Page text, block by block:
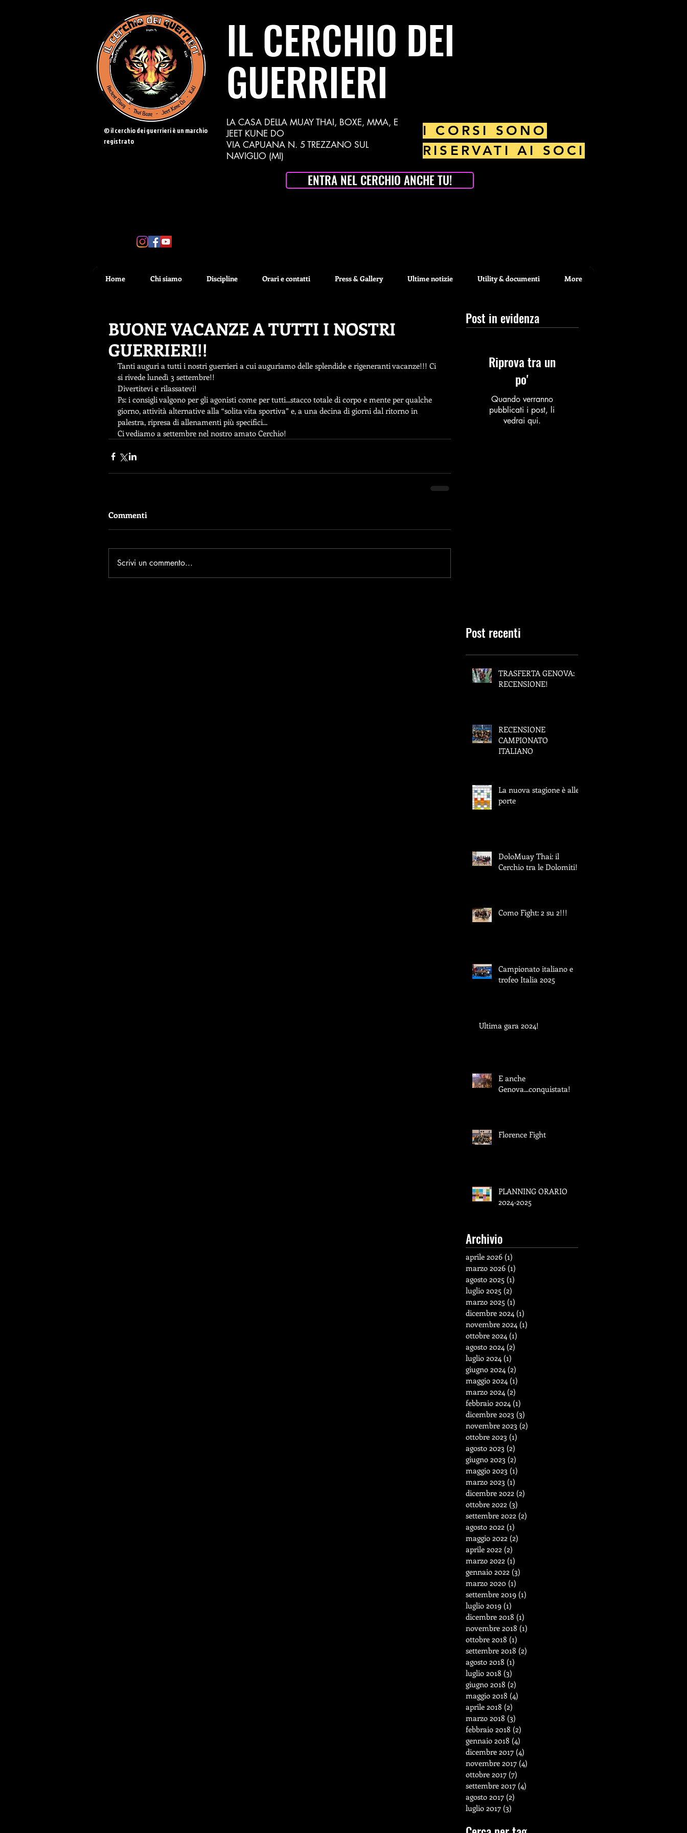
© il cerchio dei guerrieri è un marchio
registrato
IL CERCHIO DEI
GUERRIERI
LA CASA DELLA MUAY THAI, BOXE, MMA, E
JEET KUNE DO
VIA CAPUANA N. 5 TREZZANO SUL
NAVIGLIO (MI)
I CORSI SONO
RISERVATI AI SOCI
ENTRA NEL CERCHIO ANCHE TU!
Home Chi siamo Discipline Orari e contatti Press & Gallery Ultime notizie Utility & documenti More
BUONE VACANZE A TUTTI I NOSTRI
GUERRIERI!!
Tanti auguri a tutti i nostri guerrieri a cui auguriamo delle splendide e rigeneranti vacanze!!! Ci
si rivede lunedì 3 settembre!!
Divertitevi e rilassatevi!
Ps: i consigli valgono per gli agonisti come per tutti...stacco totale di corpo e mente per qualche
giorno, attività alternative alla “solita vita sportiva” e, a una decina di giorni dal ritorno in
palestra, ripresa di allenamenti più specifici...
Ci vediamo a settembre nel nostro amato Cerchio!
Commenti
Scrivi un commento...
Post in evidenza
Riprova tra un
po'
Quando verranno
pubblicati i post, li
vedrai qui.
Post recenti
TRASFERTA GENOVA:
RECENSIONE!
RECENSIONE
CAMPIONATO
ITALIANO
La nuova stagione è alle
porte
DoloMuay Thai: il
Cerchio tra le Dolomiti!
Como Fight: 2 su 2!!!
Campionato italiano e
trofeo Italia 2025
Ultima gara 2024!
E anche
Genova...conquistata!
Florence Fight
PLANNING ORARIO
2024-2025
Archivio
aprile 2026 (1)
marzo 2026 (1)
agosto 2025 (1)
luglio 2025 (2)
marzo 2025 (1)
dicembre 2024 (1)
novembre 2024 (1)
ottobre 2024 (1)
agosto 2024 (2)
luglio 2024 (1)
giugno 2024 (2)
maggio 2024 (1)
marzo 2024 (2)
febbraio 2024 (1)
dicembre 2023 (3)
novembre 2023 (2)
ottobre 2023 (1)
agosto 2023 (2)
giugno 2023 (2)
maggio 2023 (1)
marzo 2023 (1)
dicembre 2022 (2)
ottobre 2022 (3)
settembre 2022 (2)
agosto 2022 (1)
maggio 2022 (2)
aprile 2022 (2)
marzo 2022 (1)
gennaio 2022 (3)
marzo 2020 (1)
settembre 2019 (1)
luglio 2019 (1)
dicembre 2018 (1)
novembre 2018 (1)
ottobre 2018 (1)
settembre 2018 (2)
agosto 2018 (1)
luglio 2018 (3)
giugno 2018 (2)
maggio 2018 (4)
aprile 2018 (2)
marzo 2018 (3)
febbraio 2018 (2)
gennaio 2018 (4)
dicembre 2017 (4)
novembre 2017 (4)
ottobre 2017 (7)
settembre 2017 (4)
agosto 2017 (2)
luglio 2017 (3)